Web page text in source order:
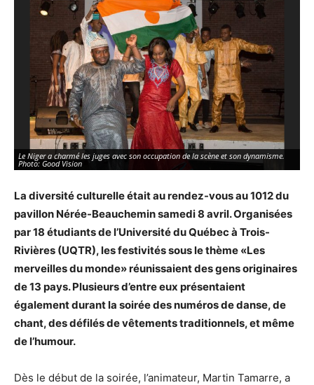
Le Niger a charmé les juges avec son occupation de la scène et son dynamisme.
Photo: Good Vision
La diversité culturelle était au rendez-vous au 1012 du
pavillon Nérée-Beauchemin samedi 8 avril. Organisées
par 18 étudiants de l’Université du Québec à Trois-
Rivières (UQTR), les festivités sous le thème «Les
merveilles du monde» réunissaient des gens originaires
de 13 pays. Plusieurs d’entre eux présentaient
également durant la soirée des numéros de danse, de
chant, des défilés de vêtements traditionnels, et même
de l’humour.
Dès le début de la soirée, l’animateur, Martin Tamarre, a